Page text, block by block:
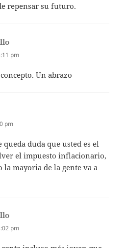
repensar su futuro.
pm
Un abrazo
pm
queda duda que usted es el
el impuesto inflacionario,
la mayoria de la gente va a
pm